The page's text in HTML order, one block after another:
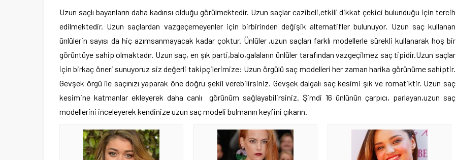
Uzun saçlı bayanların daha kadınsı olduğu görülmektedir. Uzun saçlar cazibeli,etkili dikkat çekici bulunduğu için tercih
edilmektedir. Uzun saçlardan vazgeçemeyenler için birbirinden değişik alternatifler bulunuyor. Uzun saç kullanan
ünlülerin sayısı da hiç azımsanmayacak kadar çoktur. Ünlüler ,uzun saçları farklı modellerle sürekli kullanarak hoş bir
görüntüye sahip olmaktadır. Uzun saç, en şık parti,balo,galaların ünlüler tarafından vazgeçilmez saç tipidir.Uzun saçlar
için birkaç öneri sunuyoruz siz değerli takipçilerimize: Uzun örgülü saç modelleri her zaman harika görünüme sahiptir.
Gevşek örgü ile saçınızı yaparak öne doğru şekil verebilirsiniz. Gevşek dalgalı saç kesimi şık ve romatiktir. Uzun saç
kesimine katmanlar ekleyerek daha canlı görünüm sağlayabilirsiniz. Şimdi 16 ünlünün çarpıcı, parlayan,uzun saç
modellerini inceleyerek kendinize uzun saç modeli bulmanın keyfini çıkarın.